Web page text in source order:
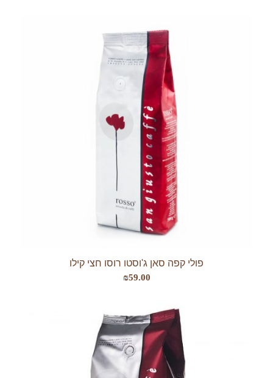
פולי קפה סאן ג'וסטו רוסו חצי קילו
₪59.00